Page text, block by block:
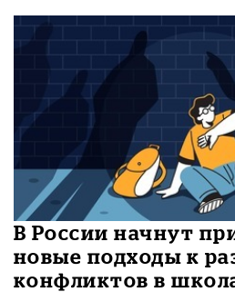
В России начнут
новые подходы к
конфликтов в